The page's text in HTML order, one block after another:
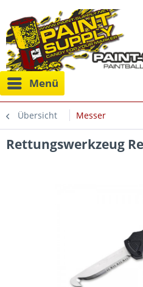
Menü
Übersicht Messer
Rettungswerkzeug